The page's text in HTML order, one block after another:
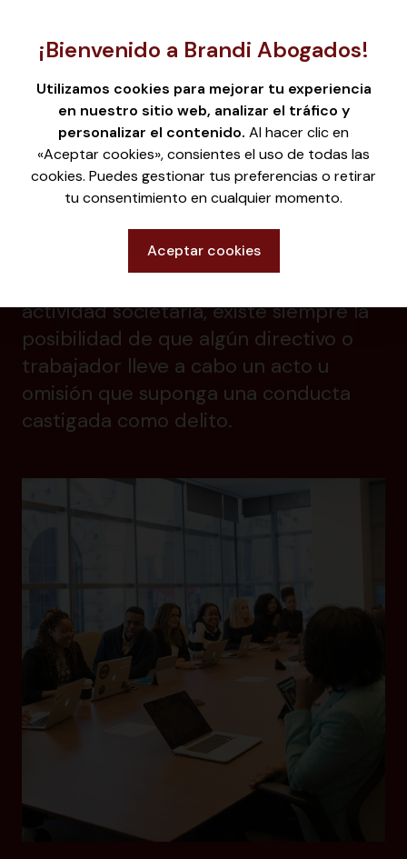
RESPONSABILIDAD PENAL
DE LAS EMPRESAS
Tanto dentro de la organización
actividad societaria, existe siempre la
posibilidad de que algún directivo o
trabajador lleve a cabo un acto u
omisión que suponga una conducta
castigada como delito.
¡Bienvenido a Brandi Abogados!
Utilizamos cookies para mejorar tu experiencia
en nuestro sitio web, analizar el tráfico y
personalizar el contenido. Al hacer clic en
«Aceptar cookies», consientes el uso de todas las
cookies. Puedes gestionar tus preferencias o retirar
tu consentimiento en cualquier momento.
Aceptar cookies